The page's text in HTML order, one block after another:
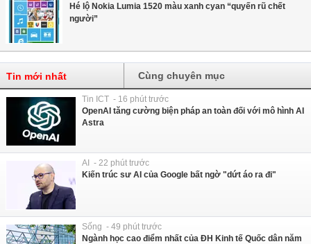
Hé lộ Nokia Lumia 1520 màu xanh cyan “quyến rũ chết
người”
Tin mới nhất Cùng chuyên mục
Tin ICT - 16 phút trước
OpenAI tăng cường biện pháp an toàn đối với mô hình AI
Astra
AI - 22 phút trước
Kiến trúc sư AI của Google bất ngờ "dứt áo ra đi"
Sống - 49 phút trước
Ngành học cao điểm nhất của ĐH Kinh tế Quốc dân năm